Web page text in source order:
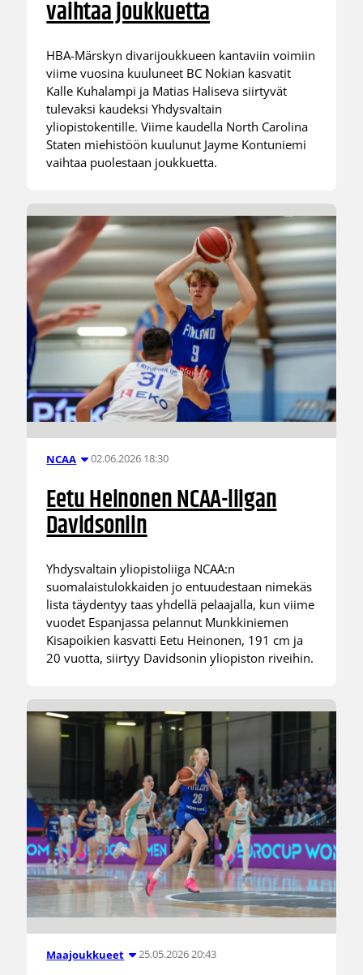
vaihtaa joukkuetta
HBA-Märskyn divarijoukkueen kantaviin voimiin
viime vuosina kuuluneet BC Nokian kasvatit
Kalle Kuhalampi ja Matias Haliseva siirtyvät
tulevaksi kaudeksi Yhdysvaltain
yliopistokentille. Viime kaudella North Carolina
Staten miehistöön kuulunut Jayme Kontuniemi
vaihtaa puolestaan joukkuetta.
NCAA 02.06.2026 18:30
Eetu Heinonen NCAA-liigan
Davidsoniin
Yhdysvaltain yliopistoliiga NCAA:n
suomalaistulokkaiden jo entuudestaan nimekäs
lista täydentyy taas yhdellä pelaajalla, kun viime
vuodet Espanjassa pelannut Munkkiniemen
Kisapoikien kasvatti Eetu Heinonen, 191 cm ja
20 vuotta, siirtyy Davidsonin yliopiston riveihin.
Maajoukkueet 25.05.2026 20:43